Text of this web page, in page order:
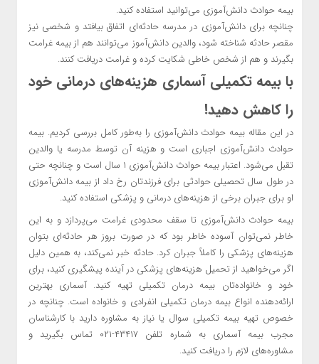
بیمه حوادث دانش‌آموزی می‌توانید استفاده کنید.
چنانچه برای دانش‌آموزی در مدرسه حادثه‌ای اتفاق بیافتد و شخصی نیز
مقصر حادثه شناخته شود، والدین دانش‌آموز می‌توانند هم از بیمه غرامت
بگیرند و هم از شخص خاطی شکایت کرده و غرامت دریافت کنند.
با بیمه تکمیلی آسماری هزینه‌های درمانی خود
را کاهش دهید!
در این مقاله بیمه حوادث دانش‌آموزی را به‌طور کامل بررسی کردیم. بیمه
حوادث دانش‌آموزی اجباری است و هزینه آن توسط مدرسه یا والدین
تقبل می‌شود. اعتبار بیمه حوادث دانش‌آموزی ۱ سال است و چنانچه حتی
در طول سال تحصیلی حوادثی برای فرزندتان رخ داد از بیمه دانش‌آموزی
او برای جبران برخی از هزینه‌های درمانی و پزشکی استفاده کنید.
بیمه حوادث دانش‌آموزی تا سقف محدودی غرامت می‌پردازد و به این
خاطر نمی‌توان آسوده خاطر بود که در صورت بروز هر حادثه‌ای بتوان
هزینه‌های پزشکی را کاملاً جبران کرد. حادثه خبر نمی‌کند، به همین دلیل
اگر می‌خواهید از تحمیل هزینه‌های پزشکی در آینده پیشگیری کنید، برای
خود و خانواده‌تان بیمه درمان تکمیلی تهیه کنید. آسماری بهترین
ارائه‌دهنده انواع بیمه درمان تکمیلی انفرادی و خانواده است. چنانچه در
خصوص تهیه بیمه تکمیلی سوال یا نیاز به مشاوره دارید با کارشناسان
مجرب بیمه آسماری به شماره تلفن ۴۳۴۱۷-۰۲۱ تماس بگیرید و
مشاوره‌های لازم را دریافت کنید.